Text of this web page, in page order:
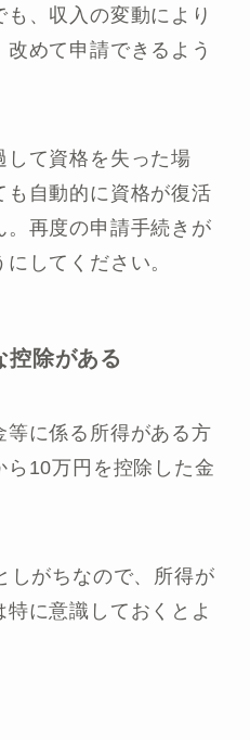
、収入の変動により
めて申請できるよう
して資格を失った場
自動的に資格が復活
再度の申請手続きが
してください。
控除がある
に係る所得がある方
ら10万円を控除した金
しがちなので、所得が
に意識しておくとよ